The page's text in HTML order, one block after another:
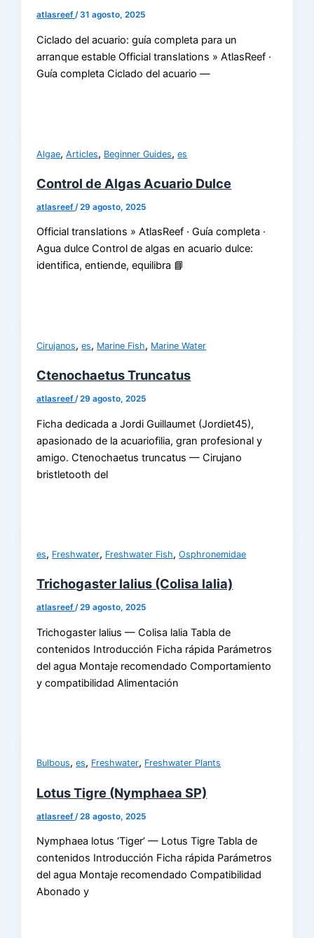
atlasreef/31 agosto, 2025
Ciclado del acuario: guía completa para un
arranque estable Official translations » AtlasReef ·
Guía completa Ciclado del acuario —
Algae,Articles, Beginner Guides,es
Control de Algas Acuario Dulce
atlasreef /29 agosto, 2025
Official translations » AtlasReef · Guía completa ·
Agua dulce Control de algas en acuario dulce:
identifica, entiende, equilibra 📘
Cirujanos,es, Marine Fish, Marine Water
Ctenochaetus Truncatus
atlasreef/29 agosto, 2025
Ficha dedicada a Jordi Guillaumet (Jordiet45),
apasionado de la acuariofilia, gran profesional y
amigo. Ctenochaetus truncatus — Cirujano
bristletooth del
es, Freshwater, Freshwater Fish,Osphronemidae
Trichogaster lalius (Colisa lalia)
atlasreef/29 agosto, 2025
Trichogaster lalius — Colisa lalia Tabla de
contenidos Introducción Ficha rápida Parámetros
del agua Montaje recomendado Comportamiento
y compatibilidad Alimentación
Bulbous,es, Freshwater, Freshwater Plants
Lotus Tigre (Nymphaea SP)
atlasreef /28 agosto, 2025
Nymphaea lotus ‘Tiger’ — Lotus Tigre Tabla de
contenidos Introducción Ficha rápida Parámetros
del agua Montaje recomendado Compatibilidad
Abonado y